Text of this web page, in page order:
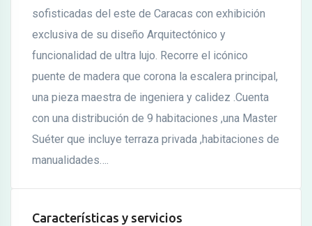
sofisticadas del este de Caracas con exhibición
exclusiva de su diseño Arquitectónico y
funcionalidad de ultra lujo. Recorre el icónico
puente de madera que corona la escalera principal,
una pieza maestra de ingeniera y calidez .Cuenta
con una distribución de 9 habitaciones ,una Master
Suéter que incluye terraza privada ,habitaciones de
manualidades….
Características y servicios